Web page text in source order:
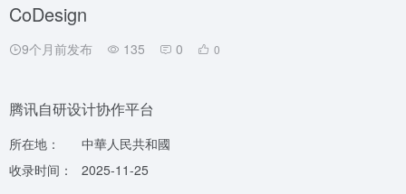
CoDesign
9个月前发布 135 0 0
腾讯自研设计协作平台
所在地：
中華人民共和國
收录时间：
2025-11-25